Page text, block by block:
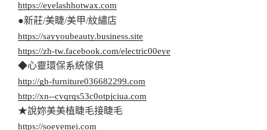
https://eyelashhotwax.com
●新莊/美睫/美甲/紋繡店
https://sayyoubeauty.business.site
https://zh-tw.facebook.com/electric00eye
◆心靈環保系統傢俱
http://gh-furniture036682299.com
http://xn--cvqrqs53c0otpjciua.com
★說妳美美植睫毛接睫毛
https://soeyemei.com